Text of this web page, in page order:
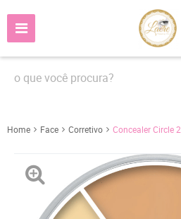
Home Face Corretivo Concealer Circle 2